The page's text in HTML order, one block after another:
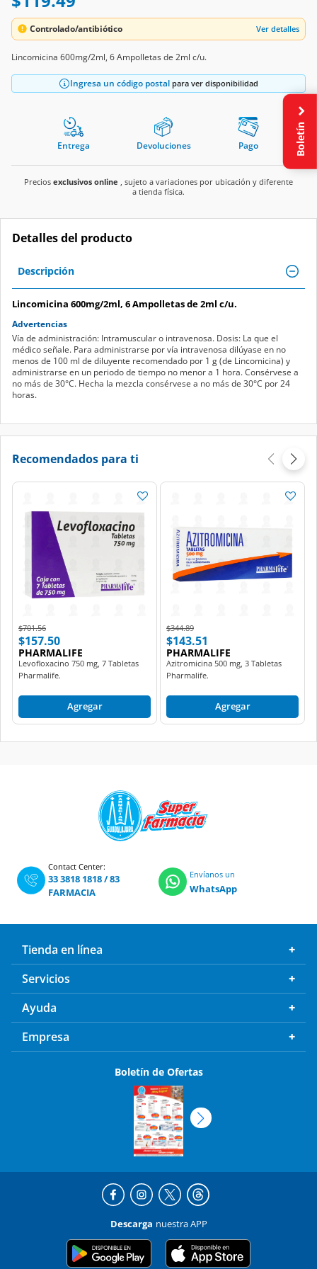
Controlado/antibiótico Ver detalles
Lincomicina 600mg/2ml, 6 Ampolletas de 2ml c/u.
Ingresa un código postal para ver disponibilidad
Entrega Devoluciones Pago
Precios exclusivos online , sujeto a variaciones por ubicación y diferente
a tienda física.
Detalles del producto
Descripción
Lincomicina 600mg/2ml, 6 Ampolletas de 2ml c/u.
Advertencias
Vía de administración: Intramuscular o intravenosa. Dosis: La que el
médico señale. Para administrarse por vía intravenosa dilúyase en no
menos de 100 ml de diluyente recomendado por 1 g (de Lincomicina) y
administrarse en un periodo de tiempo no menor a 1 hora. Consérvese a
no más de 30°C. Hecha la mezcla consérvese a no más de 30°C por 24
horas.
Recomendados para ti
Price reduced from
$701.56to
$157.50
PHARMALIFE
Levofloxacino 750 mg, 7 Tabletas
Pharmalife.
Agregar
Price reduced from
$344.89to
$143.51
PHARMALIFE
Azitromicina 500 mg, 3 Tabletas
Pharmalife.
Agregar
Contact Center:
33 3818 1818/83
FARMACIA
Envíanos un
WhatsApp
Tienda en línea
Servicios
Ayuda
Empresa
Boletín de Ofertas
Descarga nuestra APP
Boletín